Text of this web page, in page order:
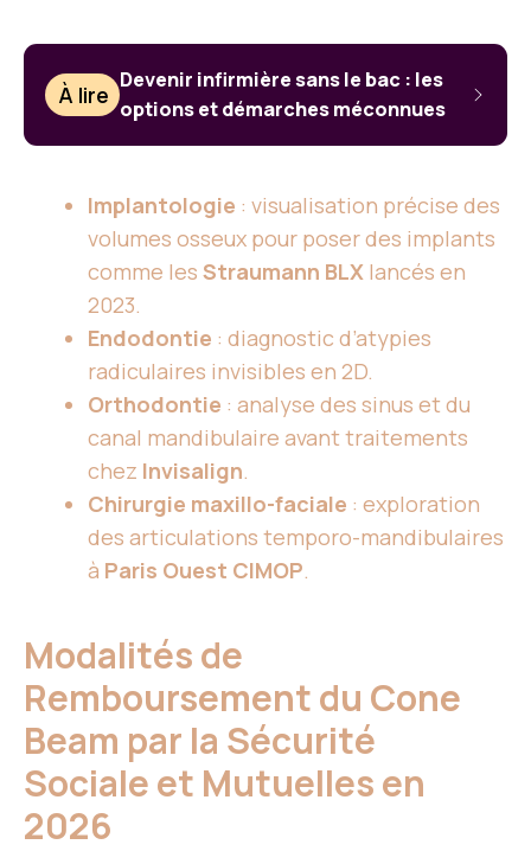
À lire
Devenir infirmière sans le bac : les
options et démarches méconnues
Implantologie : visualisation précise des
volumes osseux pour poser des implants
comme les Straumann BLX lancés en
2023.
Endodontie : diagnostic d’atypies
radiculaires invisibles en 2D.
Orthodontie : analyse des sinus et du
canal mandibulaire avant traitements
chez Invisalign.
Chirurgie maxillo-faciale : exploration
des articulations temporo-mandibulaires
à Paris Ouest CIMOP.
Modalités de
Remboursement du Cone
Beam par la Sécurité
Sociale et Mutuelles en
2026